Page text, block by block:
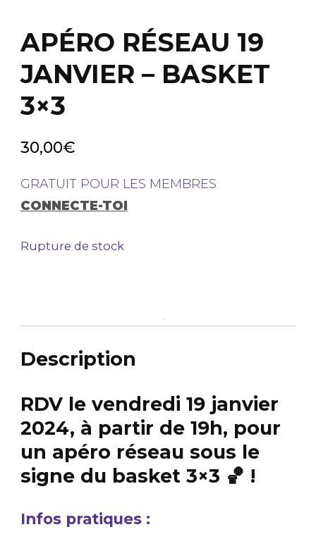
APÉRO RÉSEAU 19
JANVIER – BASKET
3×3
30,00€
GRATUIT POUR LES MEMBRES
CONNECTE-TOI
Rupture de stock
Description
RDV le vendredi 19 janvier
2024, à partir de 19h, pour
un apéro réseau sous le
signe du basket 3×3 🏀 !
Infos pratiques :